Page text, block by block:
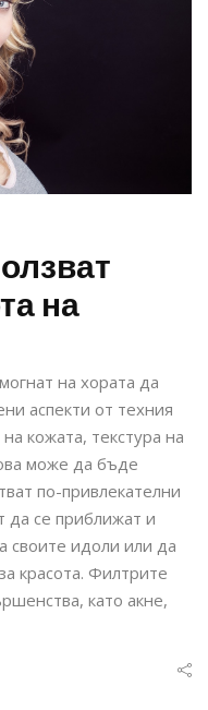
на
на хората да
аспекти от техния
кожата, текстура на
може да бъде
по-привлекателни
да се приближат и
своите идоли или да
красота. Филтрите
като акне,